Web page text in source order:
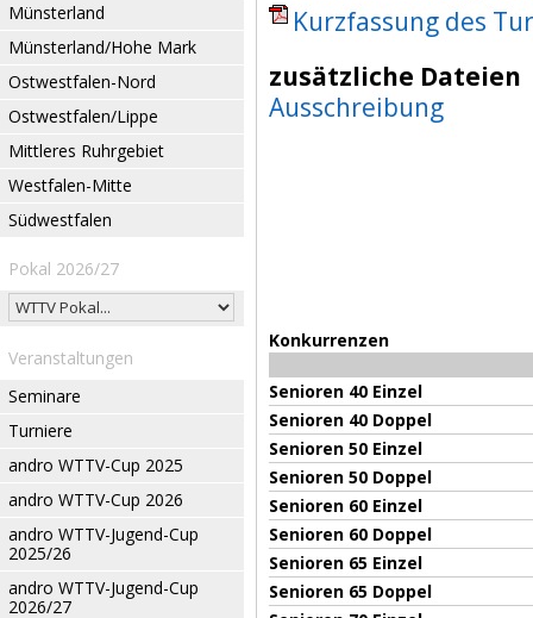
Münsterland
Münsterland/Hohe Mark
Ostwestfalen-Nord
Ostwestfalen/Lippe
Mittleres Ruhrgebiet
Westfalen-Mitte
Südwestfalen
Pokal 2026/27
Veranstaltungen
Seminare
Turniere
andro WTTV-Cup 2025
andro WTTV-Cup 2026
andro WTTV-Jugend-Cup
2025/26
andro WTTV-Jugend-Cup
2026/27
Kurzfassung des
zusätzliche Dateien
Ausschreibung
Konkurrenzen
Senioren 40 Einzel
Senioren 40 Doppel
Senioren 50 Einzel
Senioren 50 Doppel
Senioren 60 Einzel
Senioren 60 Doppel
Senioren 65 Einzel
Senioren 65 Doppel